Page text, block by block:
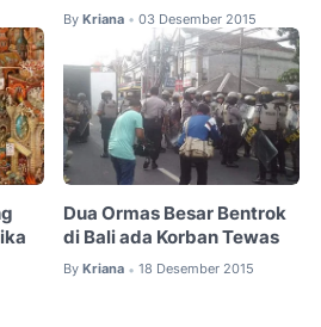
By Kriana • 03 Desember 2015
Dua Ormas Besar Bentrok
di Bali ada Korban Tewas
By Kriana • 18 Desember 2015